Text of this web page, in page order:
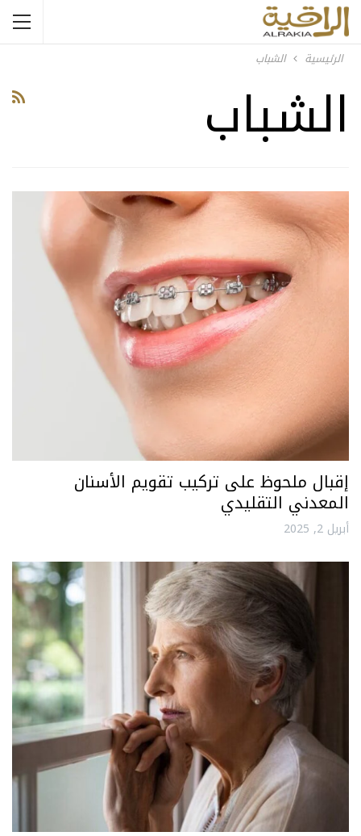
الرئيسية الشباب
الشباب
إقبال ملحوظ على تركيب تقويم الأسنان
المعدني التقليدي
أبريل 2, 2025